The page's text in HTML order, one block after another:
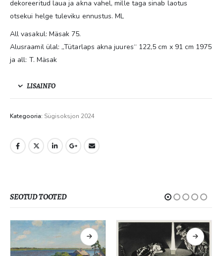
dekoreeritud laua ja akna vahel, mille taga sinab laotus
otsekui helge tuleviku ennustus. ML
All vasakul: Mäsak 75.
Alusraamil ülal: „Tütarlaps akna juures“ 122,5 cm x 91 cm 1975
ja all: T. Mäsak
LISAINFO
Kategooria: Sügisoksjon 2024
SEOTUD TOOTED